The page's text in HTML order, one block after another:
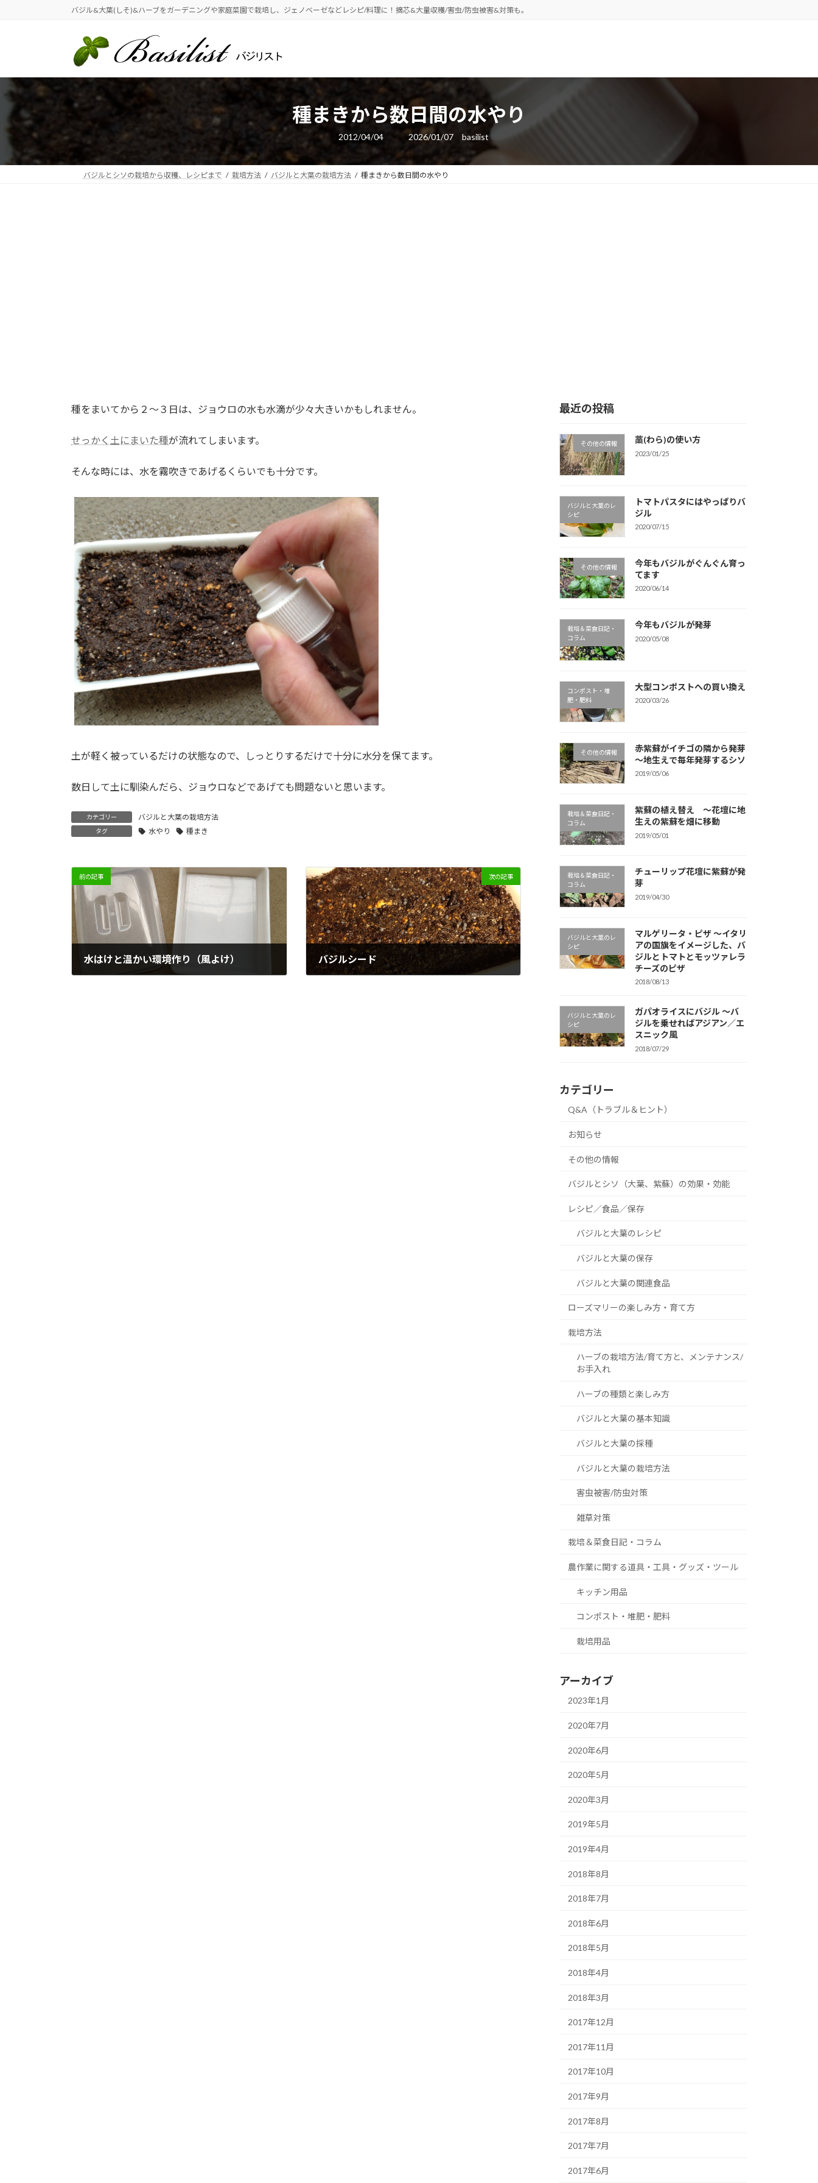
へ
ス
ョ
ン
バジル&大葉(しそ)&ハーブをガーデニングや家庭菜園で栽培し、ジェノベーゼなどレシピ/料理に！摘芯&大量収穫/害虫/防虫被害&対策も。
種まきから数日間の水やり
2012/04/04
最
更
新
日
時
2026/01/07 basilist
バジルとシソの栽培から収穫、レシピまで 栽培方法 バジルと大葉の栽培方法 種まきから数日間の水やり
種をまいてから２～３日は、ジョウロの水も水滴が少々大きいかもしれません。
せっかく土にまいた種が流れてしまいます。
そんな時には、水を霧吹きであげるくらいでも十分です。
土が軽く被っているだけの状態なので、しっとりするだけで十分に水分を保てます。
数日して土に馴染んだら、ジョウロなどであげても問題ないと思います。
カテゴリー バジルと大葉の栽培方法
タグ 水やり 種まき
前の記事
水はけと温かい環境作り（風よけ）
次の記事
バジルシード
最近の投稿
その他の情報 藁(わら)の使い方
2023/01/25
バジルと大葉のレ
シピ
トマトパスタにはやっぱりバ
ジル
2020/07/15
その他の情報
今年もバジルがぐんぐん育っ
てます
2020/06/14
栽培＆菜食日記・
コラム
今年もバジルが発芽
2020/05/08
コンポスト・堆
肥・肥料
大型コンポストへの買い換え
2020/03/26
その他の情報
赤紫蘇がイチゴの隣から発芽
～地生えで毎年発芽するシソ
2019/05/06
栽培＆菜食日記・
コラム
紫蘇の植え替え ～花壇に地
生えの紫蘇を畑に移動
2019/05/01
栽培＆菜食日記・
コラム
チューリップ花壇に紫蘇が発
芽
2019/04/30
バジルと大葉のレ
シピ
マルゲリータ・ピザ 〜イタリ
アの国旗をイメージした、バ
ジルとトマトとモッツァレラ
チーズのピザ
2018/08/13
バジルと大葉のレ
シピ
ガパオライスにバジル 〜バ
ジルを乗せればアジアン／エ
スニック風
2018/07/29
カテゴリー
Q&A（トラブル＆ヒント）
お知らせ
その他の情報
バジルとシソ（大葉、紫蘇）の効果・効能
レシピ／食品／保存
バジルと大葉のレシピ
バジルと大葉の保存
バジルと大葉の関連食品
ローズマリーの楽しみ方・育て方
栽培方法
ハーブの栽培方法/育て方と、メンテナンス/
お手入れ
ハーブの種類と楽しみ方
バジルと大葉の基本知識
バジルと大葉の採種
バジルと大葉の栽培方法
害虫被害/防虫対策
雑草対策
栽培＆菜食日記・コラム
農作業に関する道具・工具・グッズ・ツール
キッチン用品
コンポスト・堆肥・肥料
栽培用品
アーカイブ
2023年1月
2020年7月
2020年6月
2020年5月
2020年3月
2019年5月
2019年4月
2018年8月
2018年7月
2018年6月
2018年5月
2018年4月
2018年3月
2017年12月
2017年11月
2017年10月
2017年9月
2017年8月
2017年7月
2017年6月